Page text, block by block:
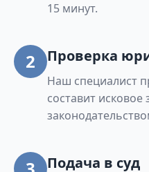
15 минут.
2 Проверка
Наш специалист
составит исковое
Подача в суд